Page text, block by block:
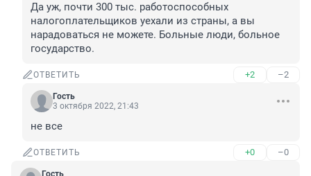
Да уж, почти 300 тыс. работоспособных
налогоплательщиков уехали из страны, а вы
нарадоваться не можете. Больные люди, больное
государство.
ОТВЕТИТЬ +2 –2
Гость
3 октября 2022, 21:43
не все
ОТВЕТИТЬ +0 –0
Гость